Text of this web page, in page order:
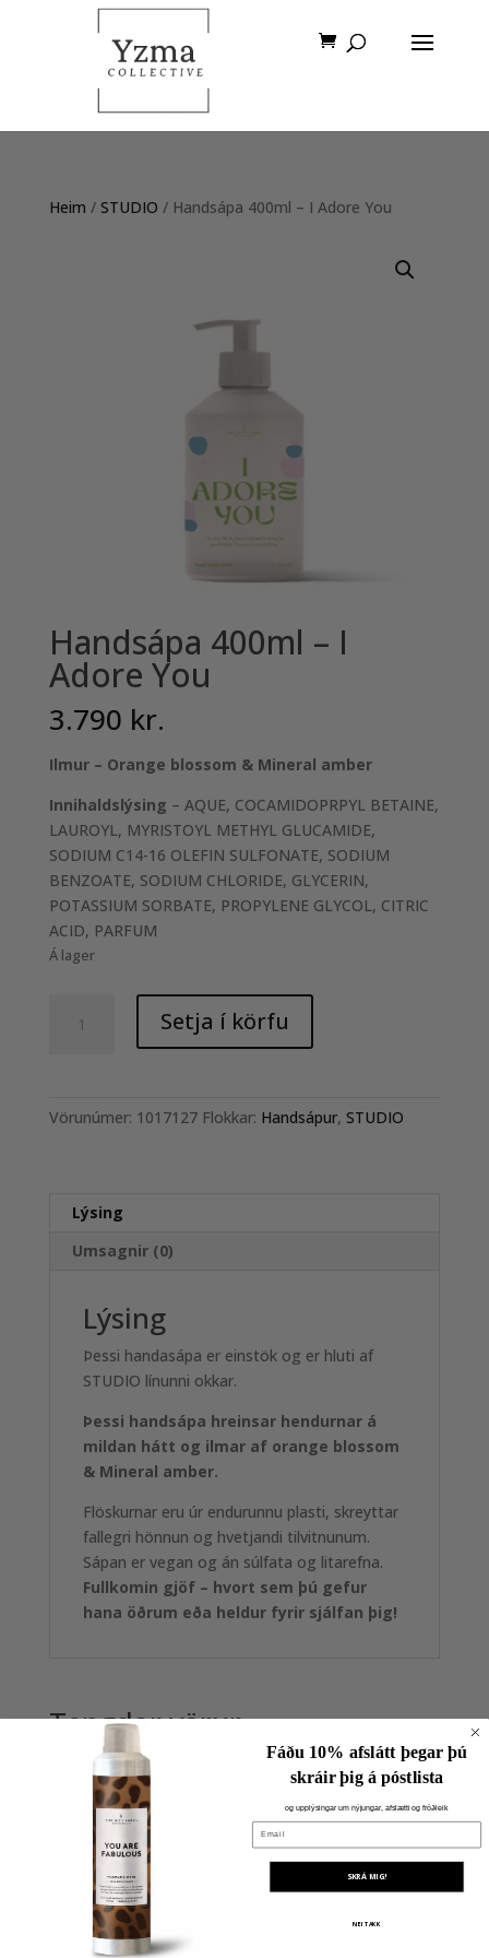
Heim / STUDIO / Handsápa 400ml – I Adore You
Handsápa 400ml – I
Adore You
3.790 kr.
Ilmur – Orange blossom & Mineral amber
Innihaldslýsing – AQUE, COCAMIDOPRPYL BETAINE,
LAUROYL, MYRISTOYL METHYL GLUCAMIDE,
SODIUM C14-16 OLEFIN SULFONATE, SODIUM
BENZOATE, SODIUM CHLORIDE, GLYCERIN,
POTASSIUM SORBATE, PROPYLENE GLYCOL, CITRIC
ACID, PARFUM
Á lager
400ml
Setja í körfu
Vörunúmer: 1017127 Flokkar: Handsápur, STUDIO
Lýsing
Umsagnir (0)
Lýsing
Þessi handasápa er einstök og er hluti af
STUDIO línunni okkar.
Þessi handsápa hreinsar hendurnar á
mildan hátt og ilmar af orange blossom
& Mineral amber.
Flöskurnar eru úr endurunnu plasti, skreyttar
fallegri hönnun og hvetjandi tilvitnunum.
Sápan er vegan og án súlfata og litarefna.
Fullkomin gjöf – hvort sem þú gefur
hana öðrum eða heldur fyrir sjálfan þig!
Tengdar vörur
Fáðu 10% afslátt þegar þú
skráir þig á póstlista
og upplýsingar um nýjungar, afslætti og fróðleik
Email
SKRÁ MIG!
NEI TAKK